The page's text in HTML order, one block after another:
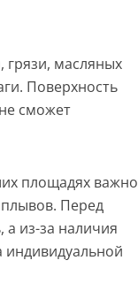
грязи, масляных
Поверхность
сможет
площадях важно
Перед
из-за наличия
индивидуальной